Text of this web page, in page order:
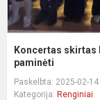
Koncertas skirtas
paminėti
Paskelbta: 2025-02-14
Kategorija: Renginiai